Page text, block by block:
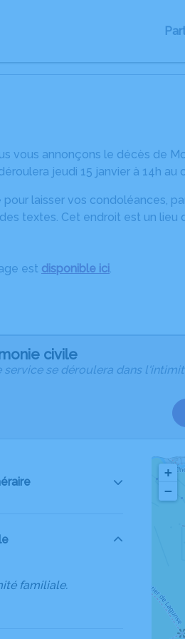
vous annonçons le décès de
jeudi 15 janvier à 14h au
laisser vos condoléances,
textes. Cet endroit est un
est disponible ici.
civile
service se déroulera dans
familiale.
+
−